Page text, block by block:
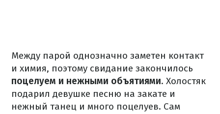
Между парой однозначно заметен контакт
и химия, поэтому свидание закончилось
поцелуем и нежными объятиями. Холостяк
подарил девушке песню на закате и
нежный танец и много поцелуев. Сам